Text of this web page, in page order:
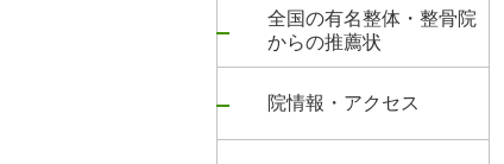
全国の有名整体・整骨院
からの推薦状
院情報・アクセス